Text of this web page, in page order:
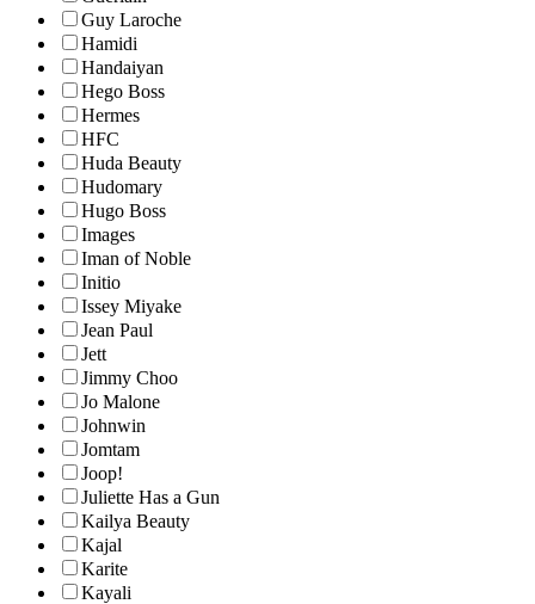
Guy Laroche
Hamidi
Handaiyan
Hego Boss
Hermes
HFC
Huda Beauty
Hudomary
Hugo Boss
Images
Iman of Noble
Initio
Issey Miyake
Jean Paul
Jett
Jimmy Choo
Jo Malone
Johnwin
Jomtam
Joop!
Juliette Has a Gun
Kailya Beauty
Kajal
Karite
Kayali